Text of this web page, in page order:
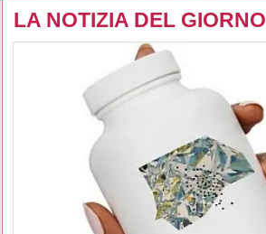
LA NOTIZIA DEL GIORNO